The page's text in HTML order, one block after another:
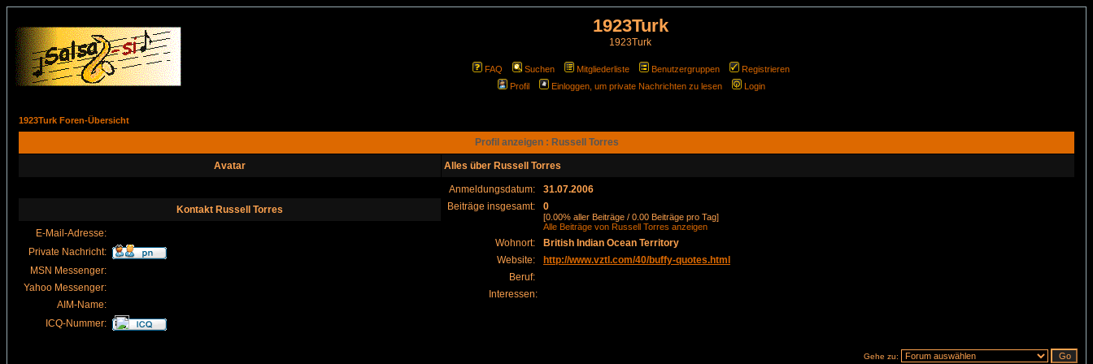
1923Turk
1923Turk
FAQ Suchen Mitgliederliste Benutzergruppen
Registrieren
Profil
Einloggen, um private Nachrichten zu lesen Login
1923Turk Foren-Übersicht
Profil anzeigen : Russell Torres
Avatar Alles über Russell Torres
Anmeldungsdatum:
31.07.2006
Beiträge insgesamt:
0
[0.00% aller Beiträge / 0.00 Beiträge pro Tag]
Alle Beiträge von Russell Torres anzeigen
Wohnort:
British Indian Ocean Territory
Website:
http://www.vztl.com/40/buffy-quotes.html
Beruf:
Interessen:
Kontakt Russell Torres
E-Mail-Adresse:
Private Nachricht:
MSN Messenger:
Yahoo Messenger:
AIM-Name:
ICQ-Nummer:
Gehe zu: